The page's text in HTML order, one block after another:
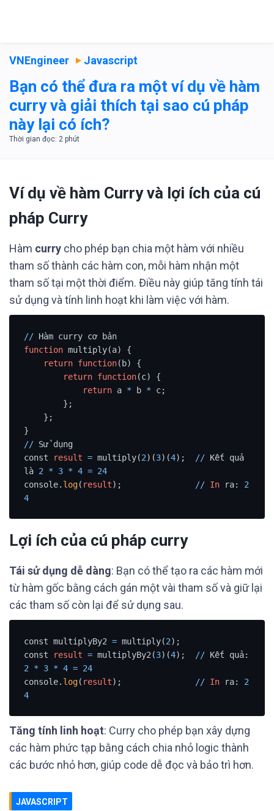
VNEngineer Javascript
Bạn có thể đưa ra một ví dụ về hàm
curry và giải thích tại sao cú pháp
này lại có ích?
Ví dụ về hàm Curry và lợi ích của cú
pháp Curry
Hàm curry cho phép bạn chia một hàm với nhiều
tham số thành các hàm con, mỗi hàm nhận một
tham số tại một thời điểm. Điều này giúp tăng tính tái
sử dụng và tính linh hoạt khi làm việc với hàm.
//
Hàm curry cơ bản
function multiply(a) {
return function(b) {
return function(c) {
return a * b * c;
// Sử dụng
const
result = multiply(2)(3)(4); // Kết quả
là 2 * 3 * 4 = 24
console. log( result); // In ra: 2
4
Lợi ích của cú pháp curry
Tái sử dụng dễ dàng: Bạn có thể tạo ra các hàm mới
từ hàm gốc bằng cách gán một vài tham số và giữ lại
các tham số còn lại để sử dụng sau.
const multiplyBy2 = multiply(2);
const
result = multiplyBy2(3)(4); //
2
* 3 * 4 = 24
console. log( result); // In ra: 2
4
Tăng tính linh hoạt: Curry cho phép bạn xây dựng
các hàm phức tạp bằng cách chia nhỏ logic thành
các bước nhỏ hơn, giúp code dễ đọc và bảo trì hơn.
JAVASCRIPT